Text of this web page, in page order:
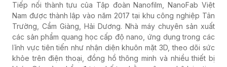
Tiếp nối thành tựu của Tập đoàn Nanofilm, NanoFab Việt
Nam được thành lập vào năm 2017 tại khu công nghiệp Tân
Trường, Cẩm Giàng, Hải Dương. Nhà máy chuyên sản xuất
các sản phẩm quang học cấp độ nano, ứng dụng trong các
lĩnh vực tiên tiến như nhận diện khuôn mặt 3D, theo dõi sức
khỏe trên điện thoại, đồng hồ thông minh và nhiều thiết bị